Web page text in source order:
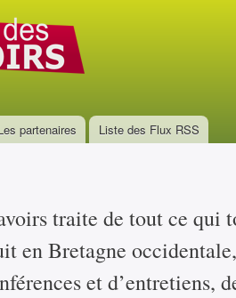
partenaires Liste des Flux RSS
traite de tout ce qui
en Bretagne
et d’entretiens,